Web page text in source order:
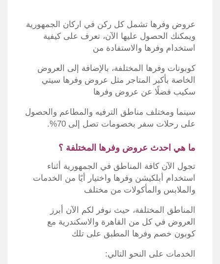
عروض وفرها تشمل كل ركن في اركان الجمهورية
ويمكنك الحصول عليها الآن، تعرف على كيفية
استخدام وفرها والاستفادة من
كوبونات وفرها المختلفة، بالإضافة إلى العروض
الخاصة بأكبر المتاجر مثل عروض وفرها سيتي
سكيب فضلًا عن عروض وفرها
سينما ومختلف مناطق الترفيه والمطاعم والحصول
على رحلات سفر بخصومات تصل إلى 70%.
ما هي احدث عروض وفرها المختلفة ؟
تجول الآن كافة المناطق في الجمهورية أثناء
استخدام أبلكيشن وفرها واختيار أيًا من الخدمات
والملابس والمأكولات من مختلف
المناطق المختلفة، حيث نوفر لكم الآن أبرز
العروض في كل من القاهرة والاسكندرية مع
كوبون خصم وفرها المطبق على تلك
الخدمات على النحو التالي: